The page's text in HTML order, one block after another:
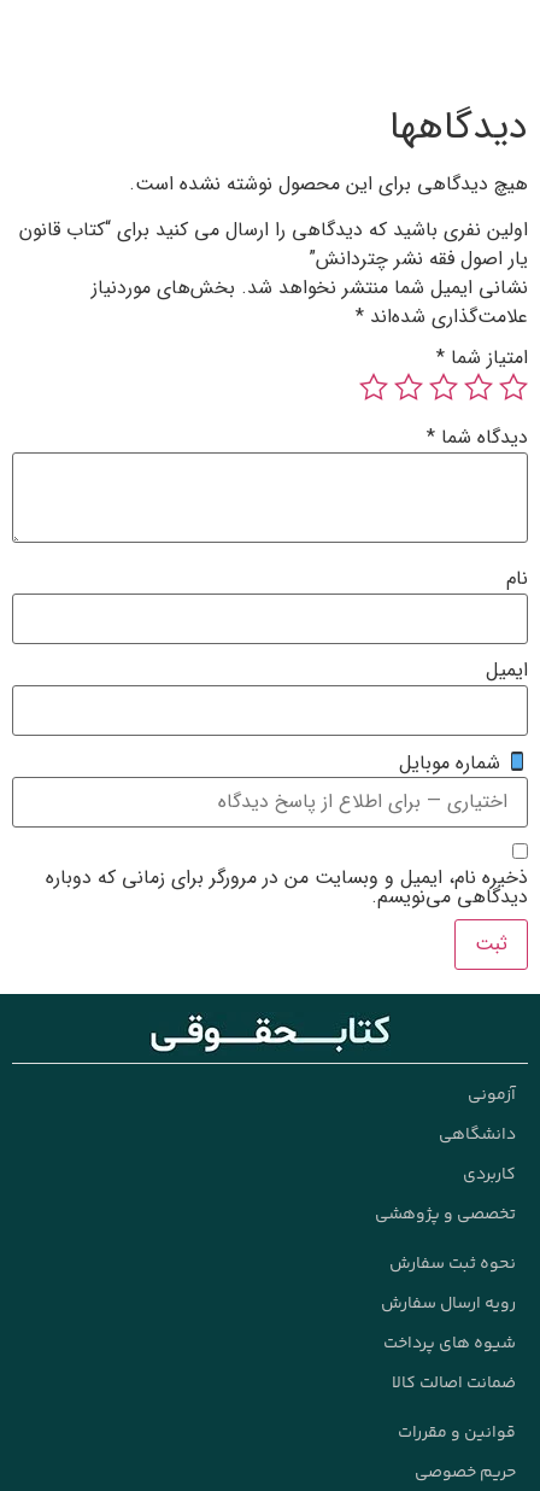
محصول نوشته نشده است.
را ارسال می کنید برای “کتاب قانون
نخواهد شد. بخش‌های موردنیاز
من در مرورگر برای زمانی که دوباره